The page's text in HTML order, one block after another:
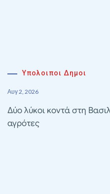
Υπολοιποι Δημοι
Αυγ 2, 2026
Δύο λύκοι κοντά στη
αγρότες